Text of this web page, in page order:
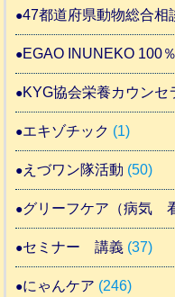
47都道府県動物総合相
EGAO INUNEKO 100％
KYG協会栄養カウンセ
エキゾチック (1)
えづワン隊活動 (50)
グリーフケア（病気
セミナー 講義 (37)
にゃんケア (246)